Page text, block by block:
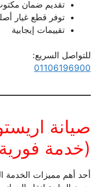
تقديم ضمان
توفر قطع غيار
تقييمات إيجابية
للتواصل السريع:
01106196900
صيانة
(خدمة
أحد أهم مميزات الخدمة